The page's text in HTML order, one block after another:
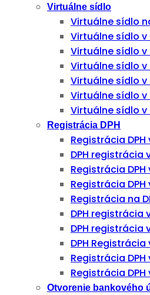
Virtuálne sídlo
Virtuálne sídlo
Virtuálne sídlo v
Virtuálne sídlo
Virtuálne sídlo v
Virtuálne sídlo v
Virtuálne sídlo v
Virtuálne sídlo v
Registrácia DPH
Registrácia
DPH registrácia
Registrácia DPH
Registrácia
Registrácia na
DPH registrácia
DPH registrácia
DPH Registrácia
Registrácia DPH
Registrácia DPH
Otvorenie bankového